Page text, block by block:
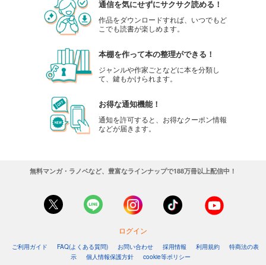
通信を気にせずにサクサク読める！
作品をダウンロードすれば、いつでもど
こでも読書が楽しめます。
本棚を作って本の整理ができる！
ジャンルや作家ごとなどに本を分類し
て、鍵もかけられます。
お得な通知機能！
通知を許可すると、お得なクーポン情報
などが届きます。
無料マンガ・ラノベなど、豊富なラインナップで188万冊以上配信中！
ログイン
ご利用ガイド FAQ(よくある質問) お問い合わせ 採用情報 利用規約
特商法の表
示
個人情報保護方針 cookie等ポリシー